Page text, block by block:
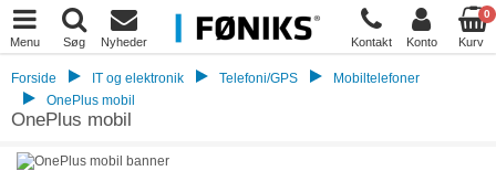
Menu Søg Nyheder Kontakt Konto
0
Kurv
Forside IT og elektronik Telefoni/GPS
Mobiltelefoner
OnePlus mobil
OnePlus mobil